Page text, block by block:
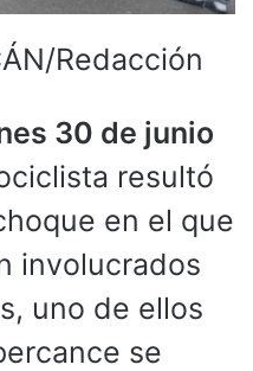
Redacción
30 de junio
resultó
en el que
involucrados
uno de ellos
se